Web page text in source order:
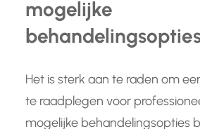
mogelijke
Het is sterk aan te raden om
te raadplegen voor
mogelijke behandelingsopties